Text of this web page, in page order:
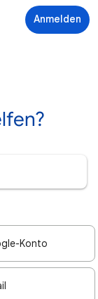
Anmelden
Konto